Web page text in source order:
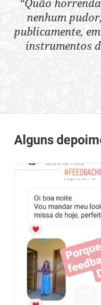
“Quão
nenhum
publicamente,
instrumentos
Alguns